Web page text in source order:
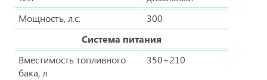
Мощность, л.с.
300
Система питания
Вместимость топливного
бака, л
350+210